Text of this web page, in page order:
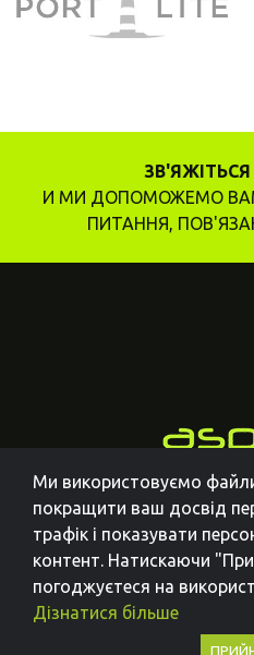
И МИ ДОПОМОЖЕМО
ПИТАННЯ,
Ми використовуємо
покращити ваш досвід
трафік і показувати
контент. Натискаючи
погоджуєтеся на
Дізнатися більше